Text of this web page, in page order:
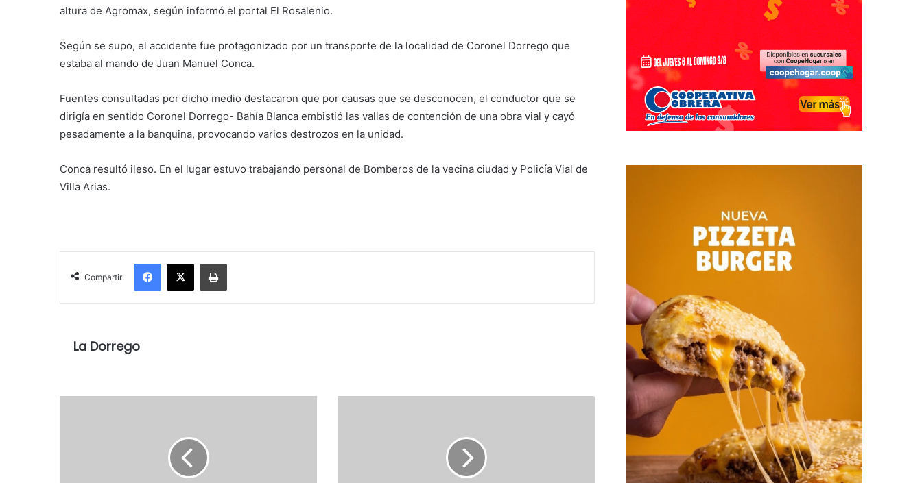
altura de Agromax, según informó el portal El Rosalenio.
Según se supo, el accidente fue protagonizado por un transporte de la localidad de Coronel Dorrego que
estaba al mando de Juan Manuel Conca.
Fuentes consultadas por dicho medio destacaron que por causas que se desconocen, el conductor que se
dirigía en sentido Coronel Dorrego- Bahía Blanca embistió las vallas de contención de una obra vial y cayó
pesadamente a la banquina, provocando varios destrozos en la unidad.
Conca resultó ileso. En el lugar estuvo trabajando personal de Bomberos de la vecina ciudad y Policía Vial de
Villa Arias.
Compartir
Facebook
X Imprimir
La Dorrego